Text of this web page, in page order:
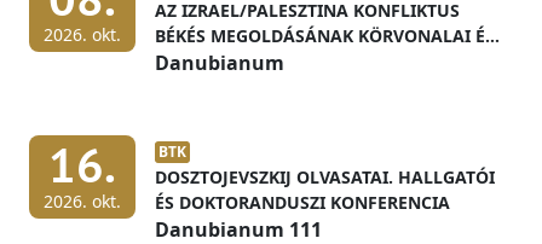
2026. okt.
AZ IZRAEL/PALESZTINA KONFLIKTUS
BÉKÉS MEGOLDÁSÁNAK KÖRVONALAI ÉS
ELŐFELTÉTELEI
Danubianum
16.
2026. okt.
BTK
DOSZTOJEVSZKIJ OLVASATAI. HALLGATÓI
ÉS DOKTORANDUSZI KONFERENCIA
Danubianum 111